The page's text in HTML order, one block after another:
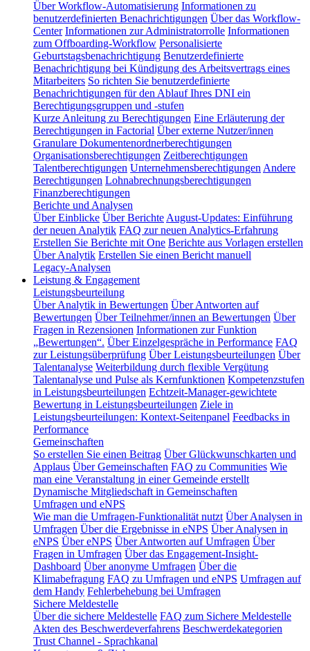
Über Workflow-Automatisierung Informationen zu
benutzerdefinierten Benachrichtigungen Über das Workflow-
Center Informationen zur Administratorrolle Informationen
zum Offboarding-Workflow Personalisierte
Geburtstagsbenachrichtigung Benutzerdefinierte
Benachrichtigung bei Kündigung des Arbeitsvertrags eines
Mitarbeiters So richten Sie benutzerdefinierte
Benachrichtigungen für den Ablauf Ihres DNI ein
Berechtigungsgruppen und -stufen
Kurze Anleitung zu Berechtigungen Eine Erläuterung der
Berechtigungen in Factorial Über externe Nutzer/innen
Granulare Dokumentenordnerberechtigungen
Organisationsberechtigungen Zeitberechtigungen
Talentberechtigungen Unternehmensberechtigungen Andere
Berechtigungen Lohnabrechnungsberechtigungen
Finanzberechtigungen
Berichte und Analysen
Über Einblicke Über Berichte August-Updates: Einführung
der neuen Analytik FAQ zur neuen Analytics-Erfahrung
Erstellen Sie Berichte mit One Berichte aus Vorlagen erstellen
Über Analytik Erstellen Sie einen Bericht manuell
Legacy-Analysen
Leistung & Engagement
Leistungsbeurteilung
Über Analytik in Bewertungen Über Antworten auf
Bewertungen Über Teilnehmer/innen an Bewertungen Über
Fragen in Rezensionen Informationen zur Funktion
„Bewertungen“. Über Einzelgespräche in Performance FAQ
zur Leistungsüberprüfung Über Leistungsbeurteilungen Über
Talentanalyse Weiterbildung durch flexible Vergütung
Talentanalyse und Pulse als Kernfunktionen Kompetenzstufen
in Leistungsbeurteilungen Echtzeit-Manager-gewichtete
Bewertung in Leistungsbeurteilungen Ziele in
Leistungsbeurteilungen: Kontext-Seitenpanel Feedbacks in
Performance
Gemeinschaften
So erstellen Sie einen Beitrag Über Glückwunschkarten und
Applaus Über Gemeinschaften FAQ zu Communities Wie
man eine Veranstaltung in einer Gemeinde erstellt
Dynamische Mitgliedschaft in Gemeinschaften
Umfragen und eNPS
Wie man die Umfragen-Funktionalität nutzt Über Analysen in
Umfragen Über die Ergebnisse in eNPS Über Analysen in
eNPS Über eNPS Über Antworten auf Umfragen Über
Fragen in Umfragen Über das Engagement-Insight-
Dashboard Über anonyme Umfragen Über die
Klimabefragung FAQ zu Umfragen und eNPS Umfragen auf
dem Handy Fehlerbehebung bei Umfragen
Sichere Meldestelle
Über die sichere Meldestelle FAQ zum Sichere Meldestelle
Akten des Beschwerdeverfahrens Beschwerdekategorien
Trust Channel - Sprachkanal